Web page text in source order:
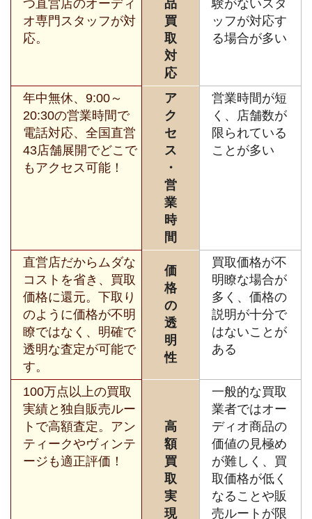
つ直営店のオーディ
オ専門スタッフが対
応。
品
買
取
対
応
験がないスタ
ッフが対応す
る場合が多い
年中無休、9:00～
20:30の営業時間で
電話対応、全国直営
43店舗展開でどこで
もアクセス可能！
ア
ク
セ
ス
・
営
業
時
間
営業時間が短
く、店舗数が
限られている
ことが多い
直営店だからムダな
コストを省き、買取
価格に還元。下取り
のように価格が不明
瞭ではなく、明確で
透明な査定が可能で
す。
価
格
の
透
明
性
買取価格が不
明瞭な場合が
多く、価格の
説明が十分で
はないことが
ある
100万点以上の買取
実績と独自販売ルー
トで高額査定。アン
ティークやヴィンテ
ージも適正評価！
高
額
買
取
実
現
一般的な買取
業者ではオー
ディオ商品の
価値の見極め
が難しく、買
取価格が低く
なることや販
売ルートが限